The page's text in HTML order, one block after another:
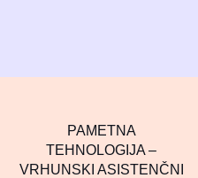
PAMETNA
TEHNOLOGIJA –
VRHUNSKI ASISTENČNI